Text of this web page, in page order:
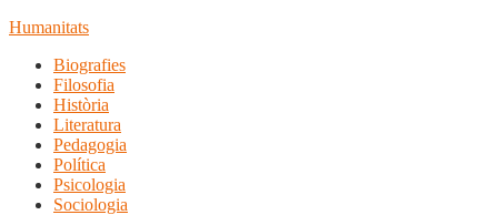
Humanitats
Biografies
Filosofia
Història
Literatura
Pedagogia
Política
Psicologia
Sociologia